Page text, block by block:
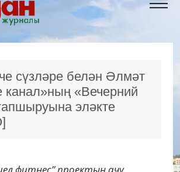
сүзләре белән Әлмәт
канал»ның «Вечерний
эләкте